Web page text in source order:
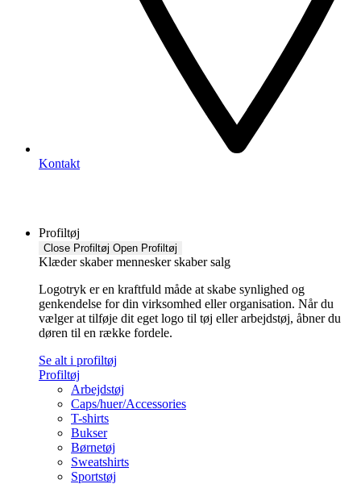
Kontakt
Profiltøj
Close Profiltøj Open Profiltøj
Klæder skaber mennesker skaber salg
Logotryk er en kraftfuld måde at skabe synlighed og
genkendelse for din virksomhed eller organisation. Når du
vælger at tilføje dit eget logo til tøj eller arbejdstøj, åbner du
døren til en række fordele.
Se alt i profiltøj
Profiltøj
Arbejdstøj
Caps/huer/Accessories
T-shirts
Bukser
Børnetøj
Sweatshirts
Sportstøj